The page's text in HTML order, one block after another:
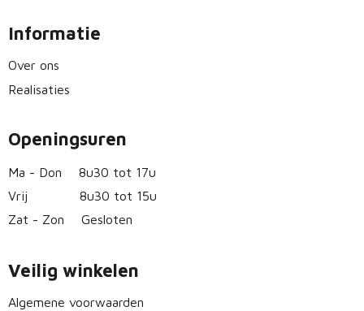
Informatie
Over ons
Realisaties
Openingsuren
Ma - Don
8u30 tot 17u
Vrij
8u30 tot 15u
Zat - Zon
Gesloten
Veilig winkelen
Algemene voorwaarden